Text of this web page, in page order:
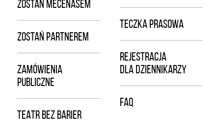
ZOSTAŃ MECENASEM
ZOSTAŃ PARTNEREM
ZAMÓWIENIA
PUBLICZNE
TEATR BEZ BARIER
TECZKA PRASOWA
REJESTRACJA
DLA DZIENNIKARZY
FAQ